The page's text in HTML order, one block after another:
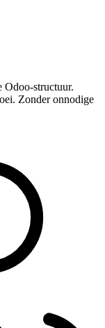
Odoo-structuur.
Zonder onnodige